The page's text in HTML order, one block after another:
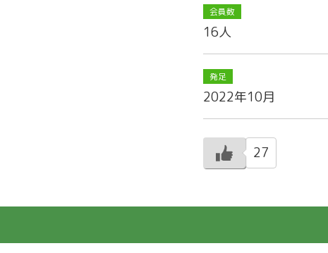
会員数
16人
発足
2022年10月
27